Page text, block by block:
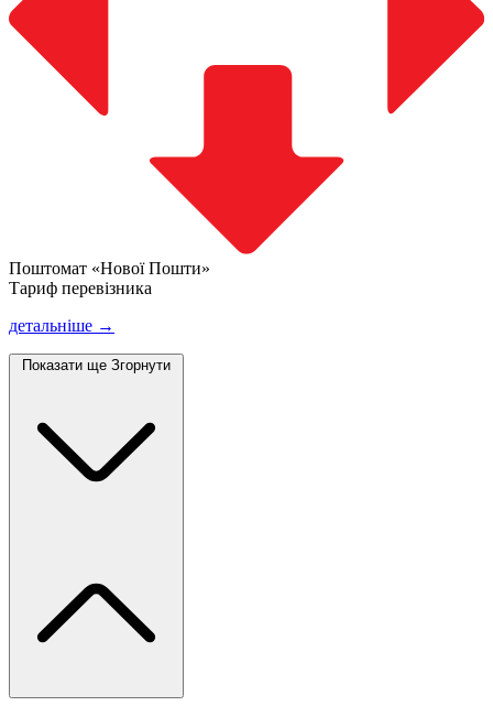
Поштомат «Нової Пошти»
Тариф перевізника
детальніше →
Показати ще Згорнути